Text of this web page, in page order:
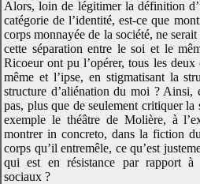
Alors, loin de légitimer la définition
catégorie de l’identité, est-ce que
corps monnayée de la société, ne
cette séparation entre le soi et le
Ricoeur ont pu l’opérer, tous les
même et l’ipse, en stigmatisant la
structure d’aliénation du moi ? Ainsi,
pas, plus que de seulement critiquer la
exemple le théâtre de Molière, à
montrer in concreto, dans la fiction
corps qu’il entremêle, ce qu’est
qui est en résistance par rapport à
sociaux ?